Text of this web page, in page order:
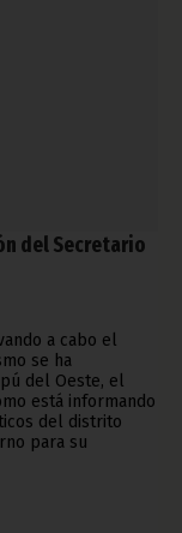
del Secretario
a cabo el
se ha
del Oeste, el
está informando
del distrito
para su